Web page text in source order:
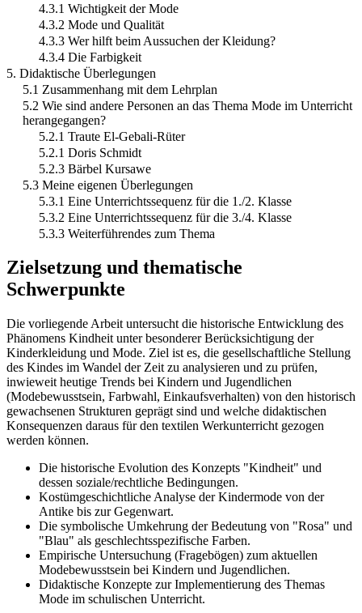
4.3.1 Wichtigkeit der Mode
4.3.2 Mode und Qualität
4.3.3 Wer hilft beim Aussuchen der Kleidung?
4.3.4 Die Farbigkeit
5. Didaktische Überlegungen
5.1 Zusammenhang mit dem Lehrplan
5.2 Wie sind andere Personen an das Thema Mode im Unterricht
herangegangen?
5.2.1 Traute El-Gebali-Rüter
5.2.1 Doris Schmidt
5.2.3 Bärbel Kursawe
5.3 Meine eigenen Überlegungen
5.3.1 Eine Unterrichtssequenz für die 1./2. Klasse
5.3.2 Eine Unterrichtssequenz für die 3./4. Klasse
5.3.3 Weiterführendes zum Thema
Zielsetzung und thematische
Schwerpunkte
Die vorliegende Arbeit untersucht die historische Entwicklung des
Phänomens Kindheit unter besonderer Berücksichtigung der
Kinderkleidung und Mode. Ziel ist es, die gesellschaftliche Stellung
des Kindes im Wandel der Zeit zu analysieren und zu prüfen,
inwieweit heutige Trends bei Kindern und Jugendlichen
(Modebewusstsein, Farbwahl, Einkaufsverhalten) von den historisch
gewachsenen Strukturen geprägt sind und welche didaktischen
Konsequenzen daraus für den textilen Werkunterricht gezogen
werden können.
Die historische Evolution des Konzepts "Kindheit" und
dessen soziale/rechtliche Bedingungen.
Kostümgeschichtliche Analyse der Kindermode von der
Antike bis zur Gegenwart.
Die symbolische Umkehrung der Bedeutung von "Rosa" und
"Blau" als geschlechtsspezifische Farben.
Empirische Untersuchung (Fragebögen) zum aktuellen
Modebewusstsein bei Kindern und Jugendlichen.
Didaktische Konzepte zur Implementierung des Themas
Mode im schulischen Unterricht.